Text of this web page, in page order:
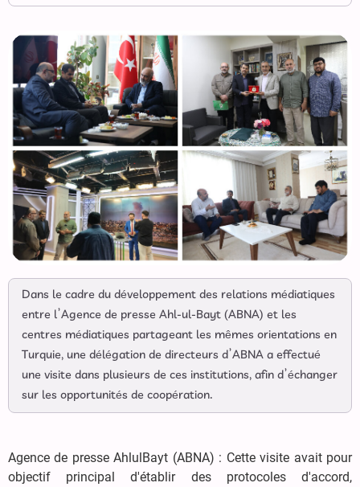
Dans le cadre du développement des relations médiatiques
entre l’Agence de presse Ahl-ul-Bayt (ABNA) et les
centres médiatiques partageant les mêmes orientations en
Turquie, une délégation de directeurs d’ABNA a effectué
une visite dans plusieurs de ces institutions, afin d’échanger
sur les opportunités de coopération.
Agence de presse AhlulBayt (ABNA) : Cette visite avait pour
objectif principal d'établir des protocoles d'accord,